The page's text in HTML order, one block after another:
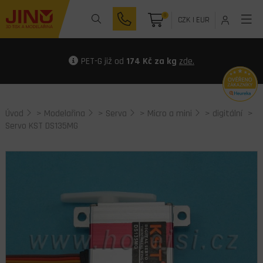
0 CZK| EUR
PET-G již od 174 Kč za kg zde.
Úvod > Modelařina > Serva > Micro a mini > digitální >
Servo KST DS135MG